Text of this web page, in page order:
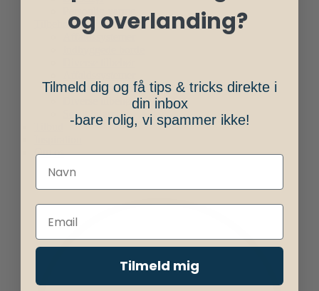
Tilbehør
Affaldssystemer
Indbyggede borde
Diverse tilbehør
Se alt bilgrej
Om os
og overlanding?
Tilmeld dig og få tips & tricks direkte i
din inbox
-bare rolig, vi spammer ikke!
Tilmeld mig